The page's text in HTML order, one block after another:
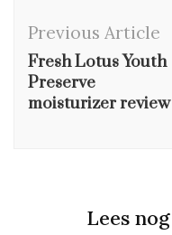
Navigation
Previous Article
Fresh Lotus Youth
Preserve
moisturizer review
Lees